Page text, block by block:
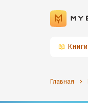
📖 Книги
Главная